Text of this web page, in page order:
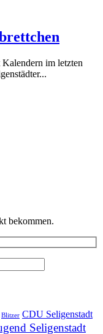
im letzten
bekommen.
Blitzer CDU Seligenstadt
Seligenstadt